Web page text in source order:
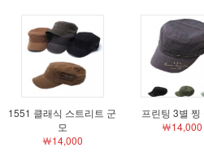
1551 클래식 스트리트 군
모
￦14,000
프린팅 3별 찡
￦14,000